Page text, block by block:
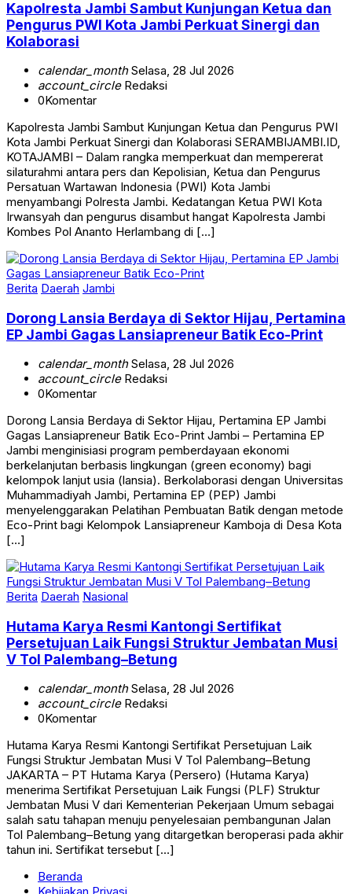
Pengurus PWI Kota Jambi Perkuat Sinergi dan
Kolaborasi
account_circleRedaksi
0Komentar
Kota Jambi Perkuat Sinergi dan Kolaborasi SERAMBIJAMBI.ID,
KOTAJAMBI – Dalam rangka memperkuat dan mempererat
silaturahmi antara pers dan Kepolisian, Ketua dan Pengurus
Persatuan Wartawan Indonesia (PWI) Kota Jambi
menyambangi Polresta Jambi. Kedatangan Ketua PWI Kota
Irwansyah dan pengurus disambut hangat Kapolresta Jambi
Kombes Pol Ananto Herlambang di […]
Berita Daerah Jambi
EP Jambi Gagas Lansiapreneur Batik Eco-Print
account_circleRedaksi
0Komentar
Gagas Lansiapreneur Batik Eco-Print Jambi – Pertamina EP
Jambi menginisiasi program pemberdayaan ekonomi
berkelanjutan berbasis lingkungan (green economy) bagi
kelompok lanjut usia (lansia). Berkolaborasi dengan Universitas
Muhammadiyah Jambi, Pertamina EP (PEP) Jambi
menyelenggarakan Pelatihan Pembuatan Batik dengan metode
Eco-Print bagi Kelompok Lansiapreneur Kamboja di Desa Kota
[…]
Berita Daerah Nasional
Persetujuan Laik Fungsi Struktur Jembatan Musi
V Tol Palembang–Betung
account_circleRedaksi
0Komentar
Fungsi Struktur Jembatan Musi V Tol Palembang–Betung
JAKARTA – PT Hutama Karya (Persero) (Hutama Karya)
menerima Sertifikat Persetujuan Laik Fungsi (PLF) Struktur
Jembatan Musi V dari Kementerian Pekerjaan Umum sebagai
salah satu tahapan menuju penyelesaian pembangunan Jalan
Tol Palembang–Betung yang ditargetkan beroperasi pada akhir
tahun ini. Sertifikat tersebut […]
Kebijakan Privasi